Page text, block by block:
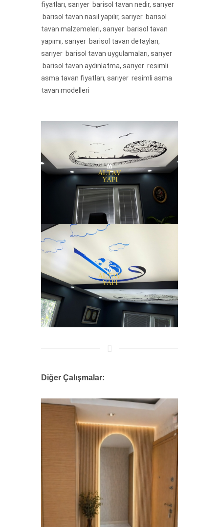
fiyatları, sarıyer barisol tavan nedir, sarıyer
barisol tavan nasıl yapılır, sarıyer barisol
tavan malzemeleri, sarıyer barisol tavan
yapımı, sarıyer barisol tavan detayları,
sarıyer barisol tavan uygulamaları, sarıyer
barisol tavan aydınlatma, sarıyer resimli
asma tavan fiyatları, sarıyer resimli asma
tavan modelleri
Diğer Çalışmalar: